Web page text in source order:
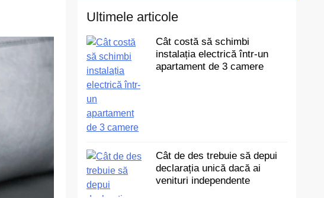
Ultimele articole
Cât costă să schimbi
instalația electrică într-un
apartament de 3 camere
Cât de des trebuie să depui
declarația unică dacă ai
venituri independente